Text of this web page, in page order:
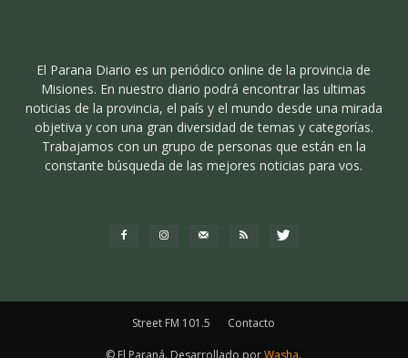
El Parana Diario es un periódico online de la provincia de
Misiones. En nuestro diario podrá encontrar las ultimas
noticias de la provincia, el país y el mundo desde una mirada
objetiva y con una gran diversidad de temas y categorías.
Trabajamos con un grupo de personas que están en la
constante búsqueda de las mejores noticias para vos.
Street FM 101.5 Contacto
© El Paraná. Desarrollado porWasha.